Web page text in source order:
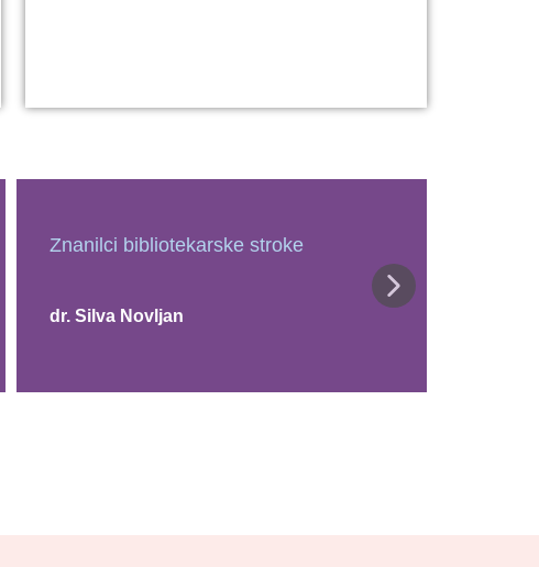
Znanilci bibliotekarske stroke
dr. Silva Novljan